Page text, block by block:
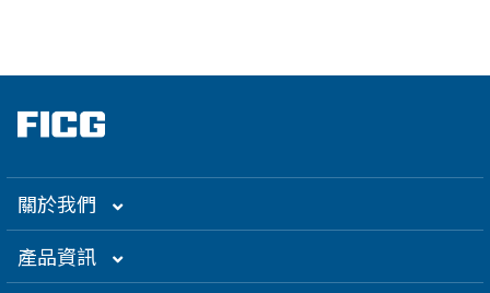
關於我們
集團介紹
產品資訊